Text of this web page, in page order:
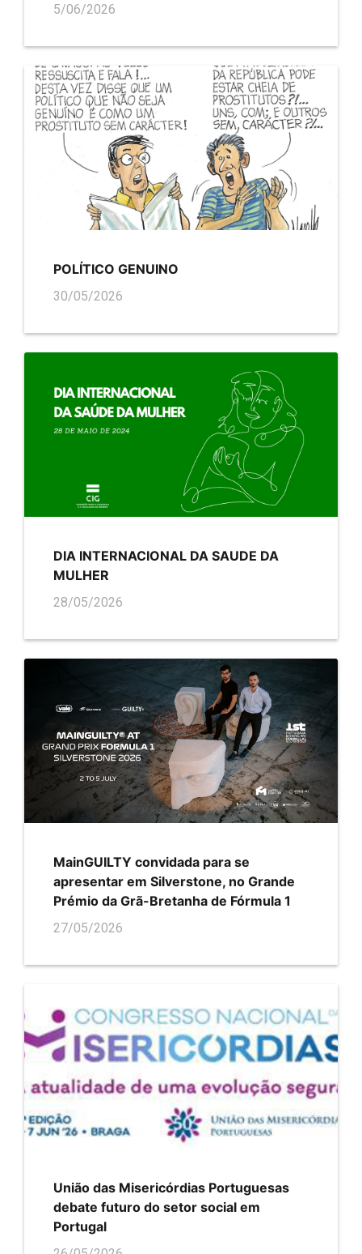
5/06/2026
POLÍTICO GENUINO
30/05/2026
DIA INTERNACIONAL DA SAUDE DA
MULHER
28/05/2026
MainGUILTY convidada para se
apresentar em Silverstone, no Grande
Prémio da Grã-Bretanha de Fórmula 1
27/05/2026
União das Misericórdias Portuguesas
debate futuro do setor social em
Portugal